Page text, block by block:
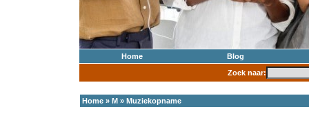
Home
Blog
Zoek naar:
Home » M » Muziekopname